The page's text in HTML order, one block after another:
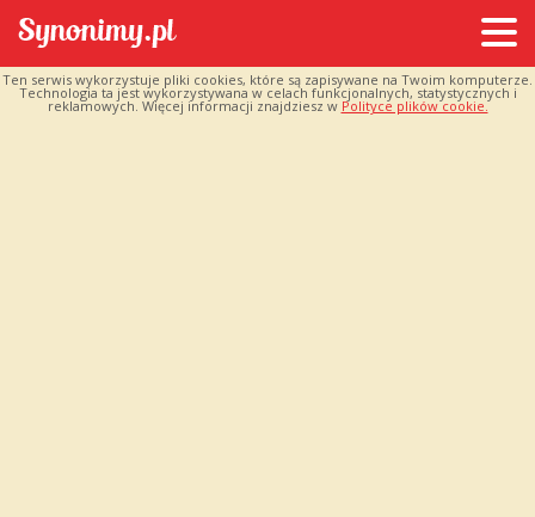
Ten serwis wykorzystuje pliki cookies, które są zapisywane na Twoim komputerze.
Technologia ta jest wykorzystywana w celach funkcjonalnych, statystycznych i
reklamowych. Więcej informacji znajdziesz w Polityce plików cookie.